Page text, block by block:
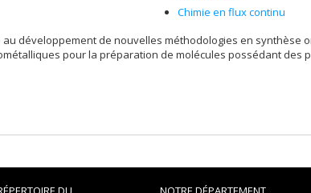
Chimie en flux continu
au développement de nouvelles méthodologies en synthèse
pour la préparation de molécules possédant des